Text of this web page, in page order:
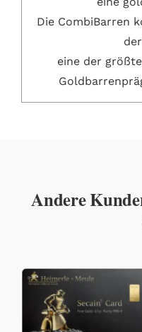
Die CombiBarren
eine der
Andere